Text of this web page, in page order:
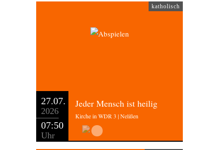
katholisch
27.07.
2026
07:50
Uhr
Jeder Mensch ist heilig
Kirche in WDR 3 | Nelißen